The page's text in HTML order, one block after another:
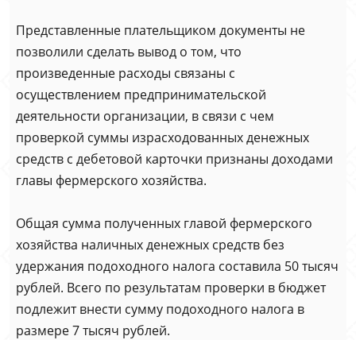
Представленные плательщиком документы не
позволили сделать вывод о том, что
произведенные расходы связаны с
осуществлением предпринимательской
деятельности организации, в связи с чем
проверкой суммы израсходованных денежных
средств с дебетовой карточки признаны доходами
главы фермерского хозяйства.
Общая сумма полученных главой фермерского
хозяйства наличных денежных средств без
удержания подоходного налога составила 50 тысяч
рублей. Всего по результатам проверки в бюджет
подлежит внести сумму подоходного налога в
размере 7 тысяч рублей.